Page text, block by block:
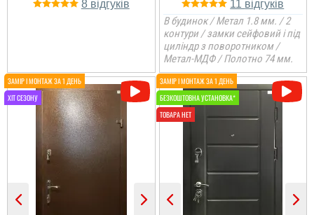
Володимир
Надійний та довговічний
вибір для вхідних
дверей у будинок. Не
8 11
В будинок / Метал 1.8 мм. / 2
контури / замки сейфовий і під
циліндр з поворотником /
Метал-МДФ / Полотно 74 мм.